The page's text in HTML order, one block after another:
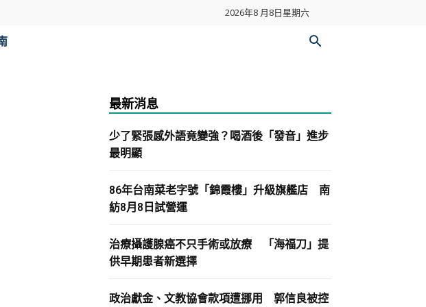
2026年8 月8日星期六
最新消息
少了緊張感外語竟變強？喝酒後「發音」進步
最明顯
86年台南菜老字號「錦霞樓」升級旗艦店 南
紡8月8日試營運
治療攝護腺癌不只手術或放療 「海福刀」提
供早期患者新選擇
政治獻金、文教協會款項遭挪用 郭信良被控